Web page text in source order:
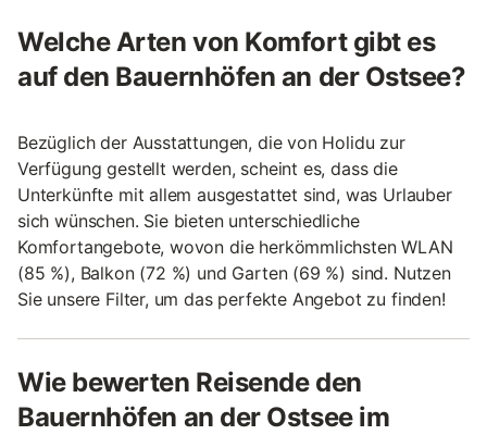
Welche Arten von Komfort gibt es
auf den Bauernhöfen an der Ostsee?
Bezüglich der Ausstattungen, die von Holidu zur
Verfügung gestellt werden, scheint es, dass die
Unterkünfte mit allem ausgestattet sind, was Urlauber
sich wünschen. Sie bieten unterschiedliche
Komfortangebote, wovon die herkömmlichsten WLAN
(85 %), Balkon (72 %) und Garten (69 %) sind. Nutzen
Sie unsere Filter, um das perfekte Angebot zu finden!
Wie bewerten Reisende den
Bauernhöfen an der Ostsee im